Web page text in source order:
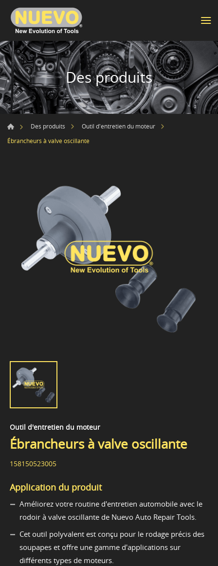
Des produits
Des produits
Outil d'entretien du moteur
Ébrancheurs à valve oscillante
Outil d'entretien du moteur
Ébrancheurs à valve oscillante
158150523005
Application du produit
Améliorez votre routine d'entretien automobile avec le
rodoir à valve oscillante de Nuevo Auto Repair Tools.
Cet outil polyvalent est conçu pour le rodage précis des
soupapes et offre une gamme d'applications sur
différents types de moteurs.